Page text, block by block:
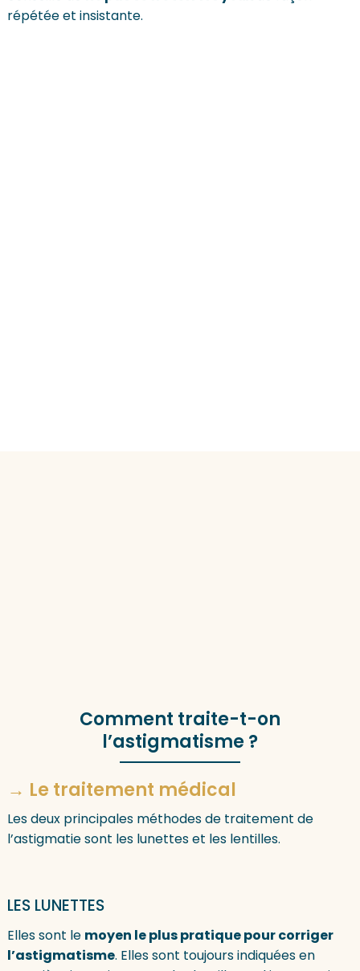
répétée et insistante.
Comment traite-t-on
l’astigmatisme ?
→ Le traitement médical
Les deux principales méthodes de traitement de
l’astigmatie sont les lunettes et les lentilles.
LES LUNETTES
Elles sont le moyen le plus pratique pour corriger
l’astigmatisme. Elles sont toujours indiquées en